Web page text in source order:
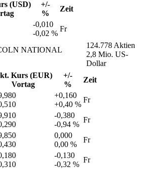
(USD)
+/-
%
Zeit
-0,010
-0,02 %
Fr
NATIONAL
124.778 Aktien
2,8 Mio. US-
Dollar
Kurs (EUR)
Vortag
+/-
%
Zeit
+0,160
+0,40 %
Fr
-0,380
-0,94 %
Fr
0,000
0,00 %
Fr
-0,130
-0,32 %
Fr